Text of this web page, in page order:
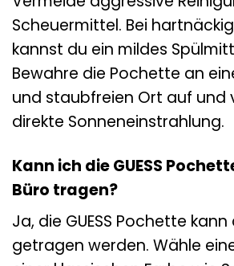
Scheuermittel. Bei
kannst du ein mildes
Bewahre die Pochette an
und staubfreien Ort auf und
direkte Sonneneinstrahlung.
Kann ich die GUESS
Büro tragen?
Ja, die GUESS Pochette
getragen werden. Wähle